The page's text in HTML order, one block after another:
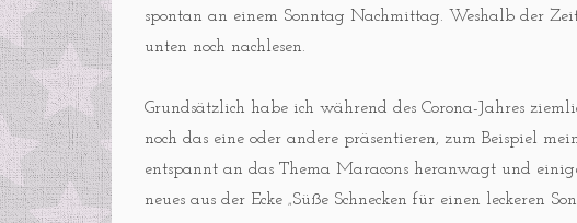
spontan an einem Sonntag Nachmittag. Weshalb der
unten noch nachlesen.
Grundsätzlich habe ich während des Corona-Jahres
noch das eine oder andere präsentieren, zum Beispiel
entspannt an das Thema Maracons heranwagt und
neues aus der Ecke „Süße Schnecken für einen leckeren